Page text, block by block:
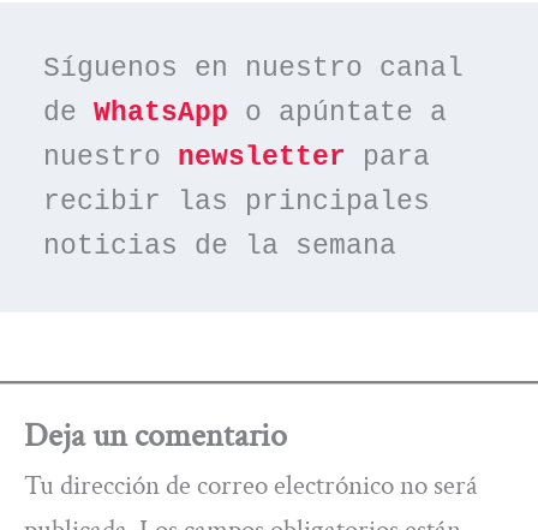
Síguenos en nuestro canal
de WhatsApp o apúntate a
nuestro newsletter para
recibir las principales
noticias de la semana
Deja un comentario
Tu dirección de correo electrónico no será